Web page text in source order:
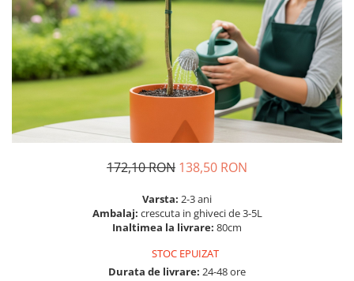
Bulbi de Echinacea
Bulbi de Frezie
Bulbi de Fritillaria
Bulbi de Gaillardia (Kokarda)
Bulbi de Irisi - Stanjenel
Bulbi de Lalele
Bulbi de Leucanthemum
Bulbi de Narcise
Bulbi de Ranunculus
Păr - Pyrus communis
Smochini - Ficus carica
Viță de Vie - Vitis
Zmeur - Rubus
172,10 RON 138,50 RON
Varsta: 2-3 ani
Ambalaj: crescuta in ghiveci de 3-5L
Inaltimea la livrare: 80cm
STOC EPUIZAT
Durata de livrare: 24-48 ore